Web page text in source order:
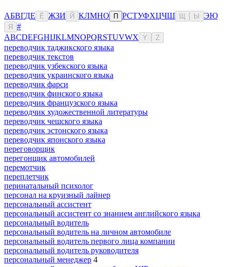
АБВГДЕ Ё ЖЗИ Й КЛМНО П РСТУФХЦЧШ Ы ЭЮ
Я
#
ABCDEFGHIJKLMNOPQRSTUVWX Y Z
переводчик таджикского языка
переводчик текстов
переводчик узбекского языка
переводчик украинского языка
переводчик фарси
переводчик финского языка
переводчик французского языка
переводчик художественной литературы
переводчик чешского языка
переводчик эстонского языка
переводчик японского языка
переговорщик
перегонщик автомобилей
перемотчик
переплетчик
перинатальный психолог
персонал на круизный лайнер
персональный ассистент
персональный ассистент со знанием английского языка
персональный водитель
персональный водитель на личном автомобиле
персональный водитель первого лица компании
персональный водитель руководителя
персональный менеджер 4